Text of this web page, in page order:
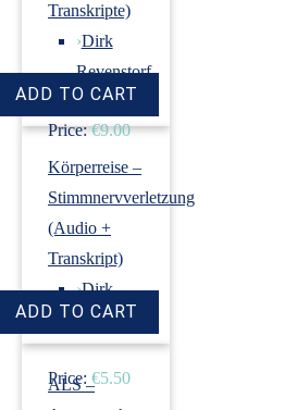
Transkripte)
›Dirk
Revenstorf
Price: €9.00
Körperreise –
Stimmnervverletzung
(Audio +
Transkript)
›Dirk
Revenstorf
Price: €5.50
ALS –